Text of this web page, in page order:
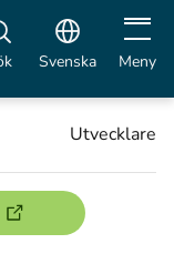
Svenska Öppna
Meny
Utvecklare
i ett nytt